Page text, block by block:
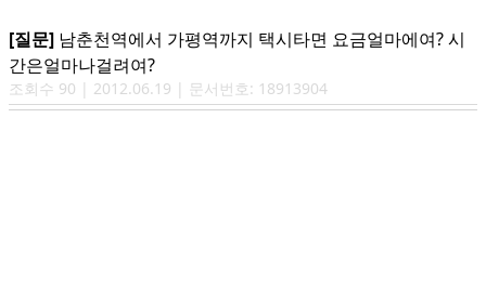
[질문] 남춘천역에서 가평역까지 택시타면 요금얼마에여? 시
간은얼마나걸려여?
조회수 90 | 2012.06.19 | 문서번호: 18913904